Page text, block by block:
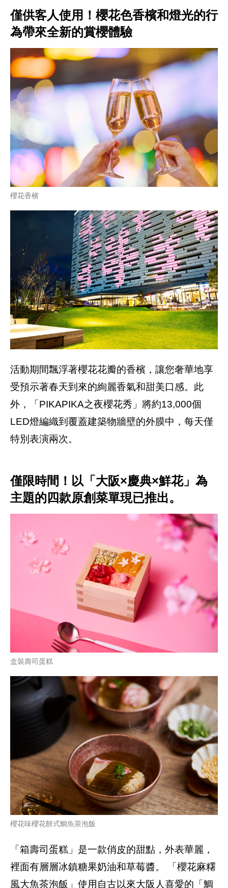
僅供客人使用！櫻花色香檳和燈光的行
為帶來全新的賞櫻體驗
櫻花香檳
活動期間飄浮著櫻花花瓣的香檳，讓您奢華地享
受預示著春天到來的絢麗香氣和甜美口感。此
外，「PIKAPIKA之夜櫻花秀」將約13,000個
LED燈編織到覆蓋建築物牆壁的外膜中，每天僅
特別表演兩次。
僅限時間！以「大阪×慶典×鮮花」為
主題的四款原創菜單現已推出。
盒裝壽司蛋糕
櫻花味櫻花餅式鯛魚茶泡飯
「箱壽司蛋糕」是一款俏皮的甜點，外表華麗，
裡面有層層冰鎮糖果奶油和草莓醬。 「櫻花麻糬
風大魚茶泡飯」使用自古以來大阪人喜愛的「鯛